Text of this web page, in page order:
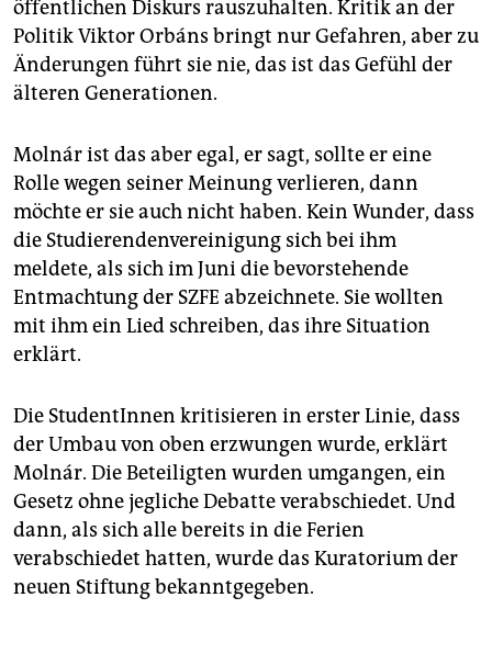
öffentlichen Diskurs rauszuhalten. Kritik an der
Politik Viktor Orbáns bringt nur Gefahren, aber zu
Änderungen führt sie nie, das ist das Gefühl der
älteren Generationen.
Molnár ist das aber egal, er sagt, sollte er eine
Rolle wegen seiner Meinung verlieren, dann
möchte er sie auch nicht haben. Kein Wunder, dass
die Studierendenvereinigung sich bei ihm
meldete, als sich im Juni die bevorstehende
Entmachtung der SZFE abzeichnete. Sie wollten
mit ihm ein Lied schreiben, das ihre Situation
erklärt.
Die StudentInnen kritisieren in erster Linie, dass
der Umbau von oben erzwungen wurde, erklärt
Molnár. Die Beteiligten wurden umgangen, ein
Gesetz ohne jegliche Debatte verabschiedet. Und
dann, als sich alle bereits in die Ferien
verabschiedet hatten, wurde das Kuratorium der
neuen Stiftung bekanntgegeben.